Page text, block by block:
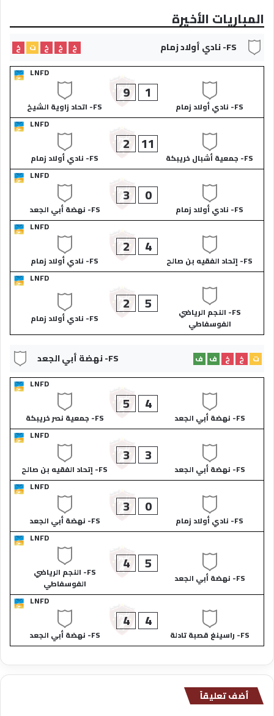
المباريات الأخيرة
FS- نادي أولاد زمام خ خ خ ت
خ
LNFD
FS- نادي أولاد زمام
1
9
FS- اتحاد زاوية الشيخ
LNFD
FS- جمعية أشبال خريبكة
11
2
FS- نادي أولاد زمام
LNFD
FS- نادي أولاد زمام
0
3
FS- نهضة أبي الجعد
LNFD
FS- إتحاد الفقيه بن صالح
4
2
FS- نادي أولاد زمام
LNFD
FS- النجم الرياضي
الفوسفاطي
5
2
FS- نادي أولاد زمام
FS- نهضة أبي الجعد ت خ خ ف ف
LNFD
FS- نهضة أبي الجعد
4
5
FS- جمعية نصر خريبكة
LNFD
FS- نهضة أبي الجعد
3
3
FS- إتحاد الفقيه بن صالح
LNFD
FS- نادي أولاد زمام
0
3
FS- نهضة أبي الجعد
LNFD
FS- نهضة أبي الجعد
5
4
FS- النجم الرياضي
الفوسفاطي
LNFD
FS- راسينغ قصبة تادلة
4
4
FS- نهضة أبي الجعد
أضف تعليقاً